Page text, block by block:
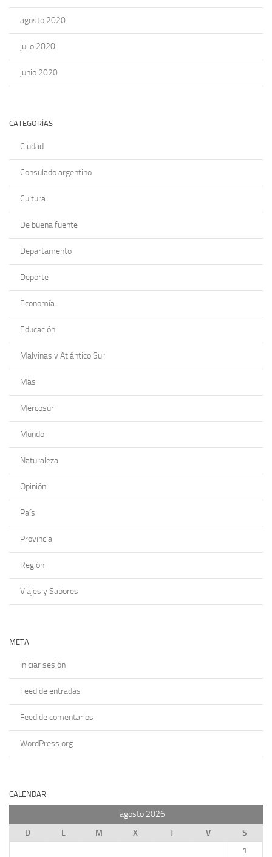
agosto 2020
julio 2020
junio 2020
CATEGORÍAS
Ciudad
Consulado argentino
Cultura
De buena fuente
Departamento
Deporte
Economía
Educación
Malvinas y Atlántico Sur
Más
Mercosur
Mundo
Naturaleza
Opinión
País
Provincia
Región
Viajes y Sabores
META
Iniciar sesión
Feed de entradas
Feed de comentarios
WordPress.org
CALENDAR
agosto 2026
D
L M X J V
S
1